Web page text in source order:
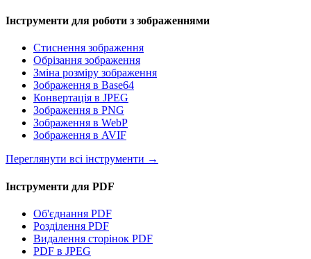
Інструменти для роботи з зображеннями
Стиснення зображення
Обрізання зображення
Зміна розміру зображення
Зображення в Base64
Конвертація в JPEG
Зображення в PNG
Зображення в WebP
Зображення в AVIF
Переглянути всі інструменти →
Інструменти для PDF
Об'єднання PDF
Розділення PDF
Видалення сторінок PDF
PDF в JPEG